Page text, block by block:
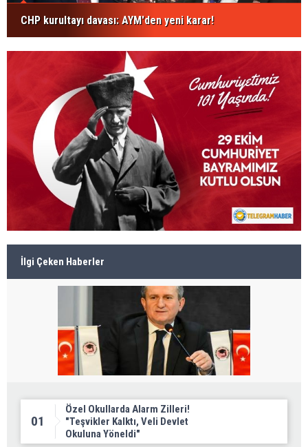
CHP kurultayı davası: AYM'den yeni karar!
İlgi Çeken Haberler
01
Özel Okullarda Alarm Zilleri!
"Teşvikler Kalktı, Veli Devlet
Okuluna Yöneldi"